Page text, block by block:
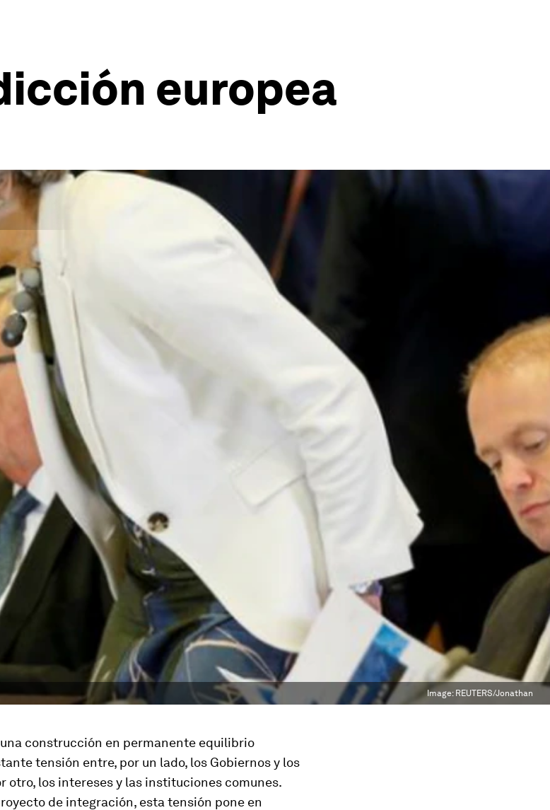
europea
Image: REUTERS/Jonathan
construcción en permanente equilibrio
tensión entre, por un lado, los Gobiernos y los
otro, los intereses y las instituciones comunes.
de integración, esta tensión pone en